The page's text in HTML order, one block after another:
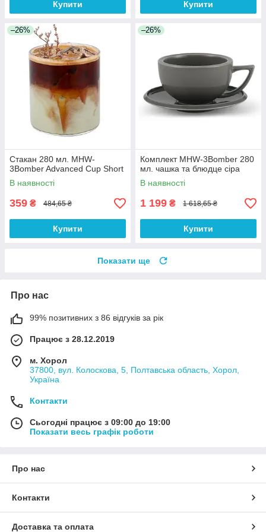
Купити Купити
–26%
Стакан 280 мл. MHW-
3Bomber Advanced Cup Short
В наявності
359 ₴ 484,65 ₴
Купити
–26%
Комплект MHW-3Bomber 280
мл. чашка та блюдце сіра
В наявності
1 199 ₴ 1 618,65 ₴
Купити
Показати ще
Про нас
99% позитивних з 86 відгуків за рік
Працює з 28.12.2019
м. Хорол
37800, вул. Колоскова, 5, Полтавська область, Хорол,
Україна
Контакти
Сьогодні працює з 09:00 до 19:00
Показати весь графік роботи
Про нас
Контакти
Доставка та оплата